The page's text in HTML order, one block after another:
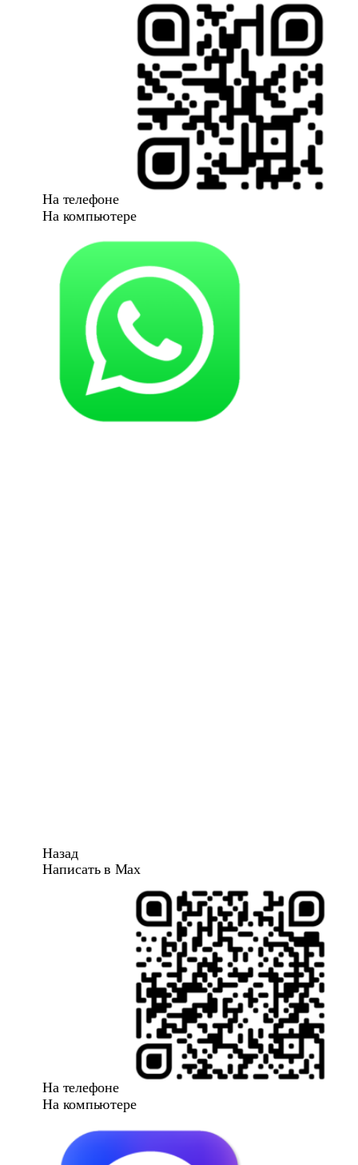
На телефоне
На компьютере
Назад
Написать в Max
На телефоне
На компьютере